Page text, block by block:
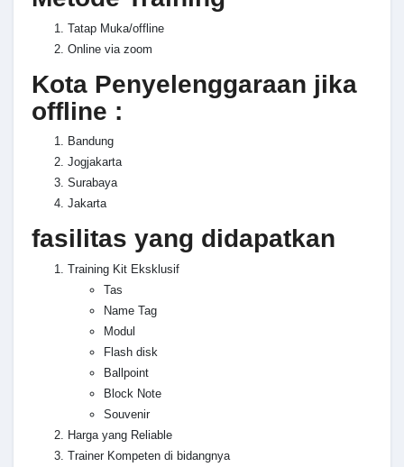
Tatap Muka/offline
Online via zoom
Kota Penyelenggaraan jika
offline :
Bandung
Jogjakarta
Surabaya
Jakarta
fasilitas yang didapatkan
Training Kit Eksklusif
Tas
Name Tag
Modul
Flash disk
Ballpoint
Block Note
Souvenir
Harga yang Reliable
Trainer Kompeten di bidangnya